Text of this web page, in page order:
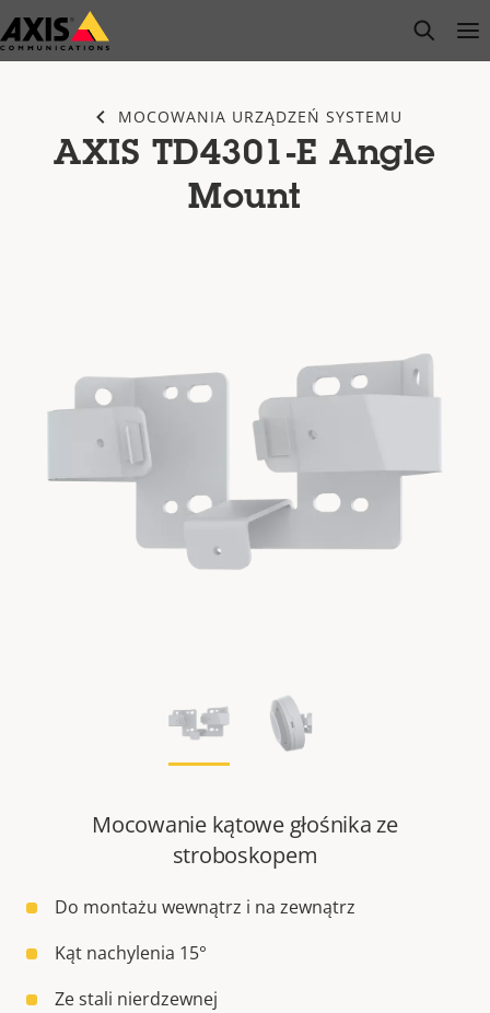
Przejdź
do
open
MOCOWANIA URZĄDZEŃ SYSTEMU
AXIS TD4301-E Angle
Mount
Mocowanie kątowe głośnika ze
stroboskopem
Do montażu wewnątrz i na zewnątrz
Kąt nachylenia 15°
Ze stali nierdzewnej